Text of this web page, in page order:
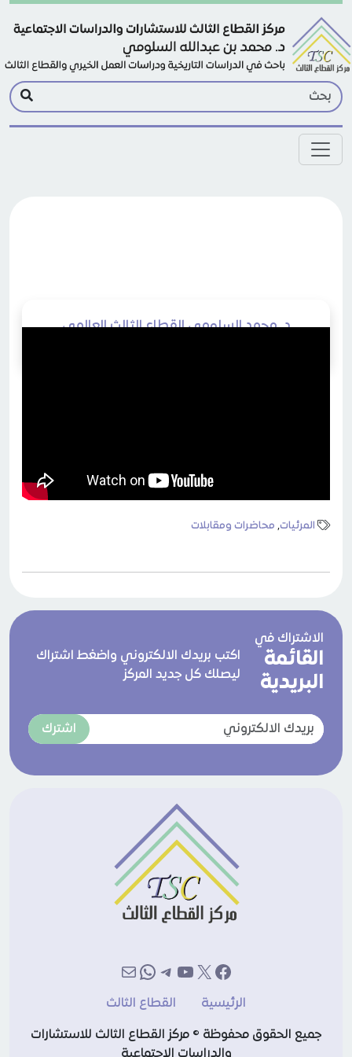
Skip to main content
د. محمد السلومي القطاع الثالث العالمي
المرئيات, محاضرات ومقابلات
الاشتراك في
القائمة
البريدية
اكتب بريدك الالكتروني واضغط اشتراك
ليصلك كل جديد المركز
اشترك
فيسبوك
إكسيوتيوب
تيليجرام
واتساب
بريد
الرئيسية
القطاع الثالث
جميع الحقوق محفوظة © مركز القطاع الثالث للاستشارات